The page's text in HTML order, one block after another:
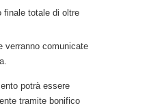
finale totale di oltre
verranno comunicate
potrà essere
tramite bonifico